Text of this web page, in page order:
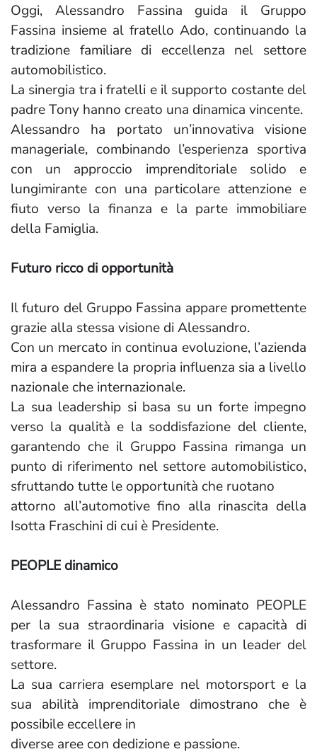
Oggi, Alessandro Fassina guida il Gruppo
Fassina insieme al fratello Ado, continuando la
tradizione familiare di eccellenza nel settore
automobilistico.
La sinergia tra i fratelli e il supporto costante del
padre Tony hanno creato una dinamica vincente.
Alessandro ha portato un’innovativa visione
manageriale, combinando l’esperienza sportiva
con un approccio imprenditoriale solido e
lungimirante con una particolare attenzione e
fiuto verso la finanza e la parte immobiliare
della Famiglia.
Futuro ricco di opportunità
Il futuro del Gruppo Fassina appare promettente
grazie alla stessa visione di Alessandro.
Con un mercato in continua evoluzione, l’azienda
mira a espandere la propria influenza sia a livello
nazionale che internazionale.
La sua leadership si basa su un forte impegno
verso la qualità e la soddisfazione del cliente,
garantendo che il Gruppo Fassina rimanga un
punto di riferimento nel settore automobilistico,
sfruttando tutte le opportunità che ruotano
attorno all’automotive fino alla rinascita della
Isotta Fraschini di cui è Presidente.
PEOPLE dinamico
Alessandro Fassina è stato nominato PEOPLE
per la sua straordinaria visione e capacità di
trasformare il Gruppo Fassina in un leader del
settore.
La sua carriera esemplare nel motorsport e la
sua abilità imprenditoriale dimostrano che è
possibile eccellere in
diverse aree con dedizione e passione.